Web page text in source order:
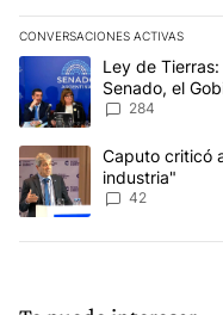
CONVERSACIONES ACTIVAS
Este listado muestra los
Un artículo de tendencia
Ley de
Senado, el
del proyecto
284
Un artículo de tendencia
Caputo criticó
industria"
42